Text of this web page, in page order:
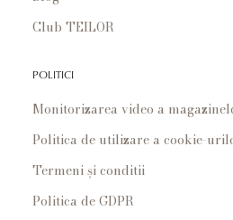
Club TEILOR
POLITICI
Monitorizarea video a
Politica de utilizare a cookie-
Termeni și conditii
Politica de GDPR